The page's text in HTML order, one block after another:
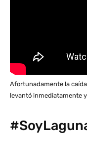
Afortunadamente la
levantó inmediatamente